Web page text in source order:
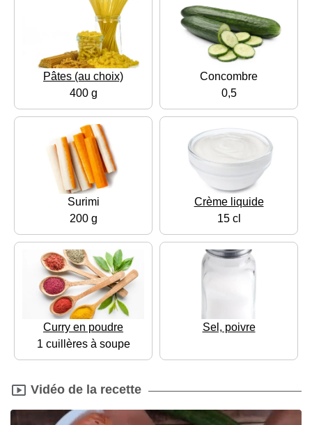
Pâtes (au choix)
400 g
Concombre
0,5
Surimi
200 g
Crème liquide
15 cl
Curry en poudre
1 cuillères à soupe
Sel, poivre
Vidéo de la recette